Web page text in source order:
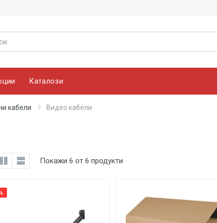
Каталози
кабели Видео кабели
Покажи 6 от 6 продукти